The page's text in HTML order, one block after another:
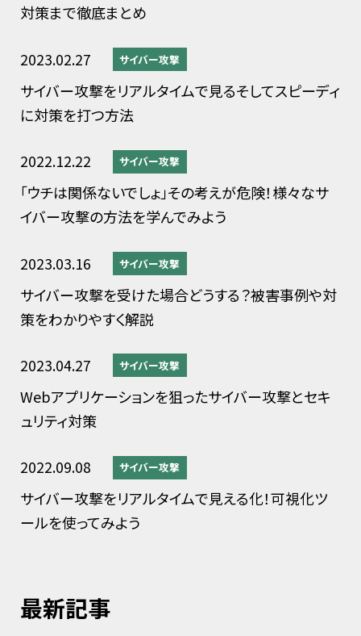
対策まで徹底まとめ
2023.02.27 サイバー攻撃
サイバー攻撃をリアルタイムで見るそしてスピーディ
に対策を打つ方法
2022.12.22 サイバー攻撃
「ウチは関係ないでしょ」その考えが危険！様々なサ
イバー攻撃の方法を学んでみよう
2023.03.16 サイバー攻撃
サイバー攻撃を受けた場合どうする？被害事例や対
策をわかりやすく解説
2023.04.27 サイバー攻撃
Webアプリケーションを狙ったサイバー攻撃とセキ
ュリティ対策
2022.09.08 サイバー攻撃
サイバー攻撃をリアルタイムで見える化！可視化ツ
ールを使ってみよう
最新記事